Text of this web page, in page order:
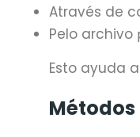
Através de
Pelo archivo
Esto ayuda
Métodos